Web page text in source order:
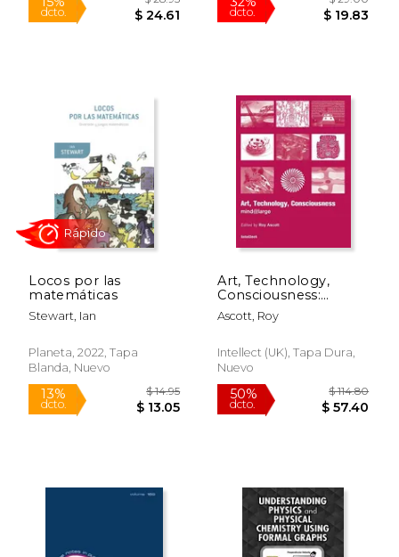
15%
dcto.
32%
dcto.
Locos por las
matemáticas
Stewart, Ian
Planeta, 2022, Tapa
Blanda, Nuevo
13%
Rápido
Art, Technology,
Consciousness:
Mind@large (en
Inglés)
Ascott, Roy
Intellect (UK), Tapa Dura,
Nuevo
50%